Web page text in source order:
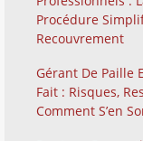
Procédure
Recouvrement
Gérant De Paille
Fait : Risques,
Comment S’en